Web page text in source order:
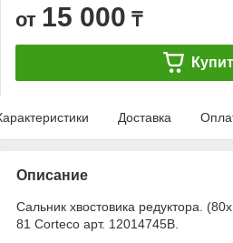
от 15 000 ₸
Доставка
Описание
Сальник хвостовика редуктора.
81 Corteco арт. 12014745B.